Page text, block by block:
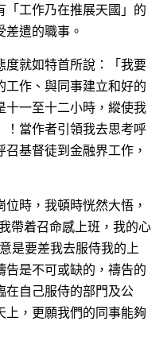
「工作乃在推展天國」的
遣的職事。
度就如特首所說：「我要
工作、與同事建立和好的
十一至十二小時，縱使我
！當作者引領我去思考呼
基督徒到金融界工作，
時，我頓時恍然大悟，
帶着召命感上班，我的心
是要差我去服侍我的上
告是不可或缺的，禱告的
在自己服侍的部門及公
上，更願我們的同事能夠